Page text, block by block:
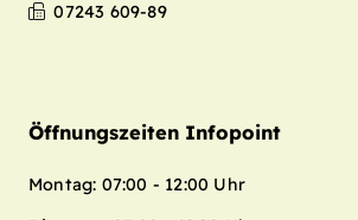
07243 609-89
Öffnungszeiten Infopoint
Montag: 07:00 - 12:00 Uhr